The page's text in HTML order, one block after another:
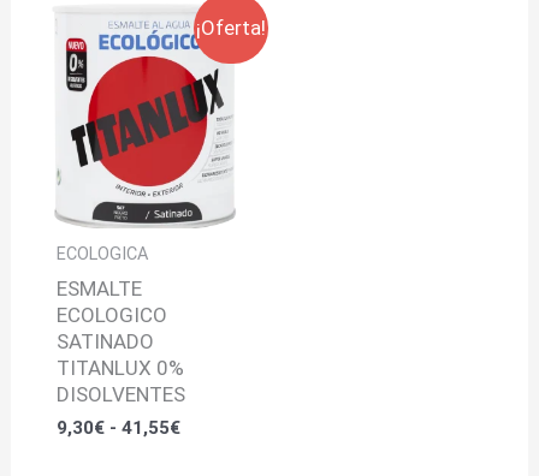
¡Oferta!
ECOLOGICA
ESMALTE
ECOLOGICO
SATINADO
TITANLUX 0%
DISOLVENTES
9,30€ - 41,55€
Rango
de
precios:
desde
9,30€
hasta
41,55€